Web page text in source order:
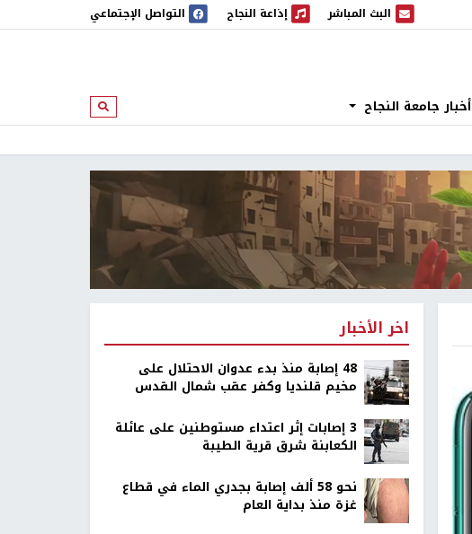
البث المباشر
البث المباشر إذاعة النجاح
إذاعة النجاح التواصل الإجتماعي
أخبار جامعة النجاح ابحث
اخر الأخبار
48 إصابة منذ بدء عدوان الاحتلال على
مخيم قلنديا وكفر عقب شمال القدس
‏3 إصابات إثر اعتداء مستوطنين على عائلة
الكعابنة شرق قرية الطيبة
نحو 58 ألف إصابة بجدري الماء في قطاع
غزة منذ بداية العام